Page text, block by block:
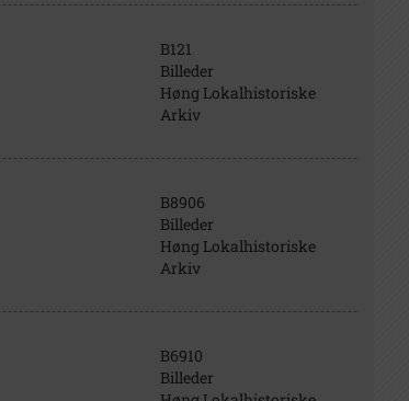
B121
Billeder
Høng Lokalhistoriske
Arkiv
B8906
Billeder
Høng Lokalhistoriske
Arkiv
B6910
Billeder